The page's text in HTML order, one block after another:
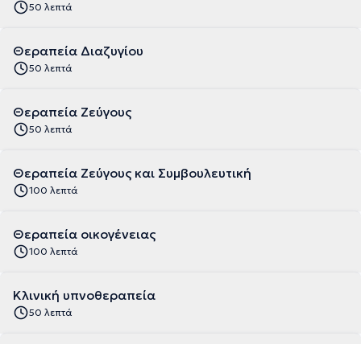
50 λεπτά
Θεραπεία Διαζυγίου
50 λεπτά
Θεραπεία Ζεύγους
50 λεπτά
Θεραπεία Ζεύγους και Συμβουλευτική
100 λεπτά
Θεραπεία οικογένειας
100 λεπτά
Κλινική υπνοθεραπεία
50 λεπτά